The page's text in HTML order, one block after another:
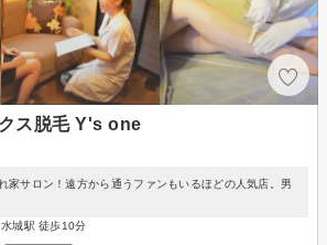
ス脱毛 Y's one
家サロン！遠方から通うファンもいるほどの人気店。男
城駅 徒歩10分